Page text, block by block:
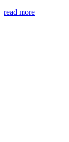
read more